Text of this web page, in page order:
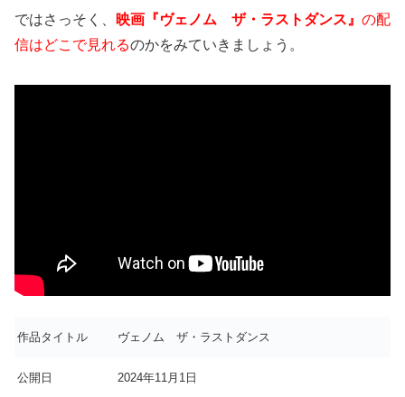
ではさっそく、 映画『ヴェノム ザ・ラストダンス』 の配
信はどこで見れるのかをみていきましょう。
作品タイトル ヴェノム ザ・ラストダンス
公開日 2024年11月1日